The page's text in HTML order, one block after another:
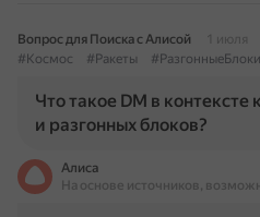
Вопрос для Поиска с Алисой
1 июля
#Космос
#Ракеты #РазгонныеБлоки
Что такое DM в
и разгонных блоков?
Алиса
На основе источников,